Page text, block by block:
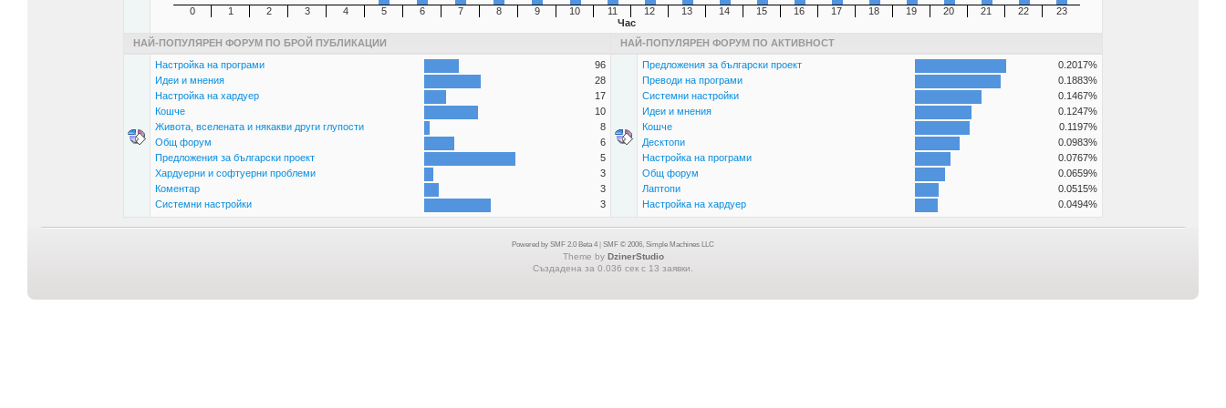
0 1 2 3 4 5 6 7 8 9 10 11 12 13 14 15 16 17 18 19 20 21 22
23
Час
НАЙ-ПОПУЛЯРЕН ФОРУМ ПО БРОЙ ПУБЛИКАЦИИ
НАЙ-ПОПУЛЯРЕН ФОРУМ ПО АКТИВНОСТ
Настройка на програми
96
Идеи и мнения
28
Настройка на хардуер
17
Кошче
10
Живота, вселената и някакви други глупости
8
Общ форум
6
Предложения за български проект
5
Хардуерни и софтуерни проблеми
3
Коментар
3
Системни настройки
3
Предложения за български проект
0.2017%
Преводи на програми
0.1883%
Системни настройки
0.1467%
Идеи и мнения
0.1247%
Кошче
0.1197%
Десктопи
0.0983%
Настройка на програми
0.0767%
Общ форум
0.0659%
Лаптопи
0.0515%
Настройка на хардуер
0.0494%
Powered by SMF 2.0 Beta 4 SMF © 2006, Simple Machines LLC
Theme by DzinerStudio
Създадена за 0.036 сек с 13 заявки.